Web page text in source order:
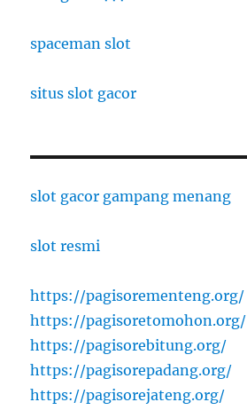
spaceman slot
situs slot gacor
slot gacor gampang menang
slot resmi
https://pagisorementeng.org/
https://pagisoretomohon.org/
https://pagisorebitung.org/
https://pagisorepadang.org/
https://pagisorejateng.org/